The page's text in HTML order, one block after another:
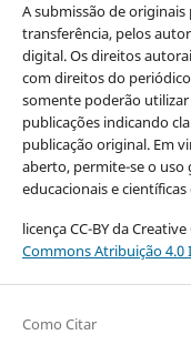
A submissão de
transferência, pelos
digital. Os direitos
com direitos do
somente poderão
publicações indicando
publicação original. Em
aberto, permite-se o
educacionais e
licença CC-BY da
Commons Atribuição 4.0
Como Citar